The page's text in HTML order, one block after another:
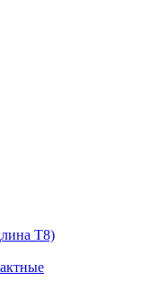
T8)